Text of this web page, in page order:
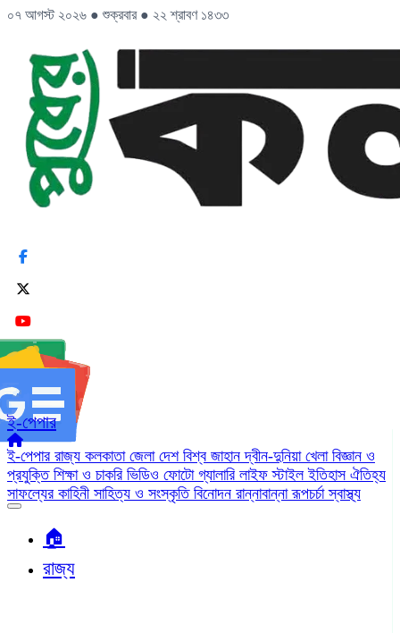
০৭ আগস্ট ২০২৬ ● শুক্রবার ● ২২ শ্রাবণ ১৪৩৩
ই-পেপার
ই-পেপার রাজ্য কলকাতা জেলা দেশ বিশ্ব জাহানদ্বীন-দুনিয়া খেলা বিজ্ঞান ও
প্রযুক্তি শিক্ষা ও চাকরি ভিডিও ফোটো গ্যালারি লাইফ স্টাইলইতিহাস ঐতিহ্য
সাফল্যের কাহিনী সাহিত্য ও সংস্কৃতি বিনোদন রান্নাবান্নারূপচর্চাস্বাস্থ্য
🏠︎
রাজ্য